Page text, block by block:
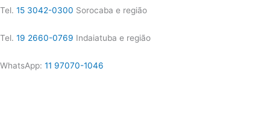
Tel. 15 3042-0300 Sorocaba e região
Tel. 19 2660-0769 Indaiatuba e região
WhatsApp: 11 97070-1046